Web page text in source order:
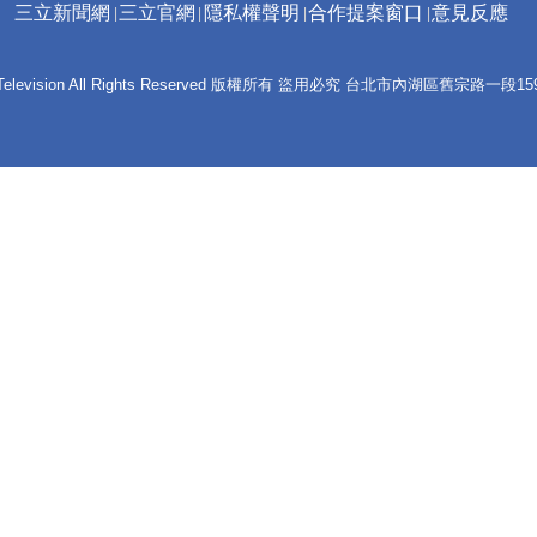
三立新聞網 三立官網 隱私權聲明 合作提案窗口 意見反應
All Rights Reserved 版權所有 盜用必究 台北市內湖區舊宗路一段